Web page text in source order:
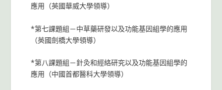
應用（英國華威大學領導）
*第七課題組－中草藥研發以及功能基因組學的應用
（英國劍橋大學領導）
*第八課題組－針灸和經絡研究以及功能基因組學的
應用（中國首都醫科大學領導）